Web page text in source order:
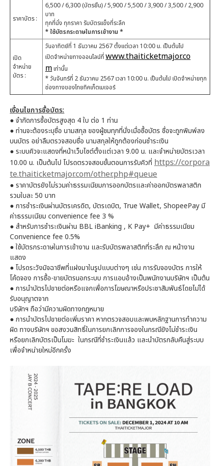
ราคาบัตร :
6,500 / 6,300 (บัตรยืน) / 5,900 / 5,500 / 3,900 / 3,500 / 2,900
บาท
ทุกที่นั่ง ทุกราคา รับบัตรแข็งที่ระลึก
* ใช้บัตรกระดาษในการเข้างาน *
เปิด
จำหน่าย
บัตร :
วันอาทิตย์ที่ 1 ธันวาคม 2567 ตั้งแต่เวลา 10:00 น. เป็นต้นไป
เปิดจำหน่ายทางออนไลน์ที่ www.thaiticketmajor.co
mเท่านั้น
* วันจันทร์ที่ 2 ธันวาคม 2567 เวลา 10:00 น. เป็นต้นไป เปิดจำหน่ายทุก
ช่องทางของไทยทิคเก็ตเมเจอร์
เงื่อนไขการซื้อบัตร:
●จำกัดการซื้อบัตรสูงสุด 4 ใบ ต่อ 1 ท่าน
● ท่านจะต้องระบุชื่อ นามสกุล ของผู้ชมทุกที่นั่งเมื่อซื้อบัตร ชื่อจะถูกพิมพ์ลง
บนบัตร อย่าลืมตรวจสอบชื่อ นามสกุลให้ถูกต้องก่อนชำระเงิน
● ระบบคิวจะแสดงที่หน้าเว็บไซต์ตั้งแต่เวลา 9.00 น. และจำหน่ายบัตรเวลา
10.00 น. เป็นต้นไป โปรดตรวจสอบขั้นตอนการรับคิวที่ https://corpora
te.thaiticketmajor.com/other.php#queue
●ราคาบัตรยังไม่รวมค่าธรรมเนียมการออกบัตรและค่าออกบัตรพลาสติก
รวมใบละ 50 บาท
●การชำระเงินผ่านบัตรเครดิต, บัตรเดบิต, True Wallet, ShopeePay มี
ค่าธรรมเนียม convenience fee 3 %
●สำหรับการชำระเงินผ่าน BBL iBanking , K Pay+ มีค่าธรรมเนียม
Convenience fee 0.5%
●ใช้บัตรกระดาษในการเข้างาน และรับบัตรพลาสติกที่ระลึก ณ หน้างาน
แสดง
●โปรดระวังมิจฉาชีพที่แฝงมาในรูปแบบต่างๆ เช่น การรับจองบัตร การให้
โค้ดจอง การซื้อ-ขายบัตรนอกระบบ การแอบอ้างเป็นพนักงานบริษัทฯ เป็นต้น
●การนำบัตรไปขายต่อหรือแจกเพื่อการโฆษณาหรือประชาสัมพันธ์โดยไม่ได้
รับอนุญาตจาก
บริษัทฯ ถือว่ามีความผิดทางกฏหมาย
●การนำบัตรไปขายต่อเพิ่มราคา หากตรวจสอบและพบหลักฐานการทำความ
ผิด ทางบริษัทฯ ขอสงวนสิทธิ์ในการยกเลิกการจองในกรณียังไม่ชำระเงิน
หรือยกเลิกบัตรเป็นโมฆะ ในกรณีที่ชำระเงินแล้ว และนำบัตรกลับคืนสู่ระบบ
เพื่อจำหน่ายใหม่อีกครั้ง